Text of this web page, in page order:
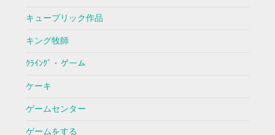
キューブリック作品
キング牧師
ｸﾗｲﾝｸﾞ・ゲーム
ケーキ
ゲームセンター
ゲームをする